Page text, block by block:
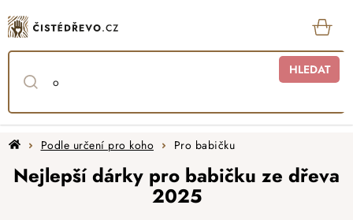
na
obsah
HLEDAT
DomůPodle určení pro koho Pro babičku
Nejlepší dárky pro babičku ze dřeva
2025